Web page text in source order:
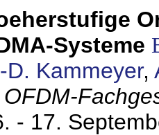
Systeme
D. Kammeyer,
- 17.